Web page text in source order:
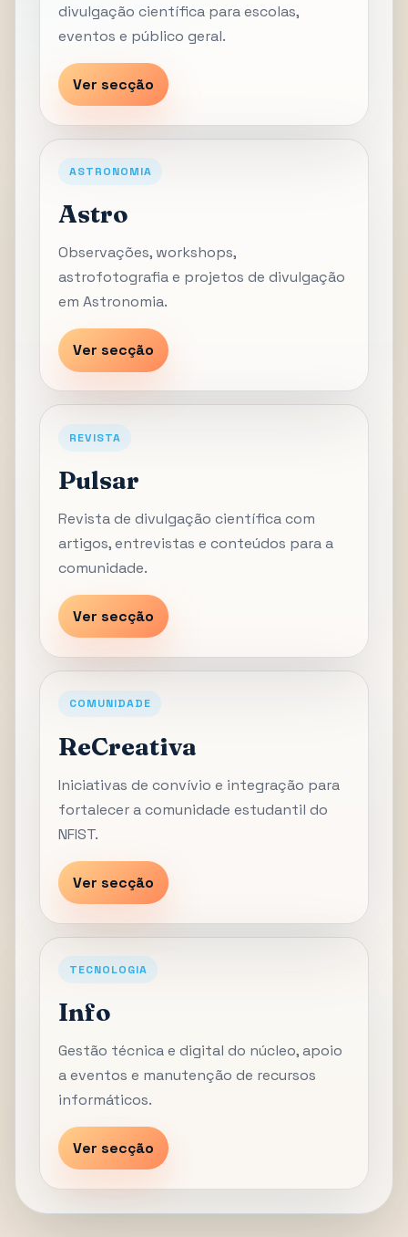
divulgação científica para escolas,
eventos e público geral.
Ver secção
ASTRONOMIA
Astro
Observações, workshops,
astrofotografia e projetos de divulgação
em Astronomia.
Ver secção
REVISTA
Pulsar
Revista de divulgação científica com
artigos, entrevistas e conteúdos para a
comunidade.
Ver secção
COMUNIDADE
ReCreativa
Iniciativas de convívio e integração para
fortalecer a comunidade estudantil do
NFIST.
Ver secção
TECNOLOGIA
Info
Gestão técnica e digital do núcleo, apoio
a eventos e manutenção de recursos
informáticos.
Ver secção